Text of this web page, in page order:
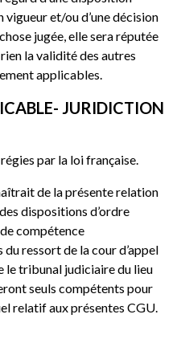
et/ou d’une décision
jugée, elle sera réputée
la validité des autres
applicables.
JURIDICTION
par la loi française.
de la présente relation
dispositions d’ordre
compétence
ressort de la cour d’appel
le tribunal judiciaire du lieu
seuls compétents pour
relatif aux présentes CGU.